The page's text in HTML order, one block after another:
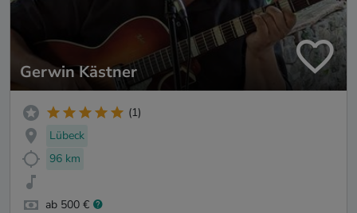
Gerwin Kästner
(1)
Lübeck
96 km
ab 500 €